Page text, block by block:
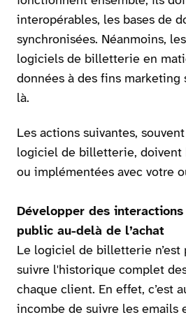
interopérables, les bases de
synchronisées. Néanmoins,
logiciels de billetterie en
données à des fins marketing
là.
Les actions suivantes,
logiciel de billetterie, doivent
ou implémentées avec votre
Développer des
public au-delà de l’achat
Le logiciel de billetterie n’est
suivre l'historique complet
chaque client. En effet, c’est
incombe de suivre les emails